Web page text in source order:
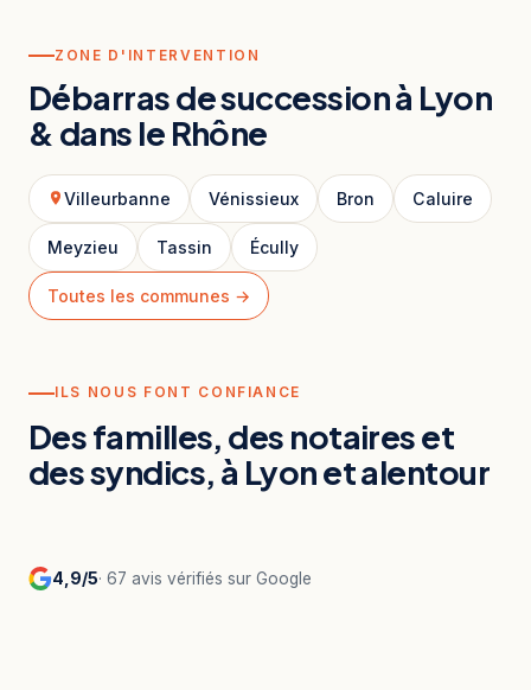
ZONE D'INTERVENTION
Débarras de succession à Lyon
& dans le Rhône
Villeurbanne Vénissieux Bron Caluire
Meyzieu Tassin Écully
Toutes les communes →
ILS NOUS FONT CONFIANCE
Des familles, des notaires et
des syndics, à Lyon et alentour
4,9/5· 67 avis vérifiés sur Google